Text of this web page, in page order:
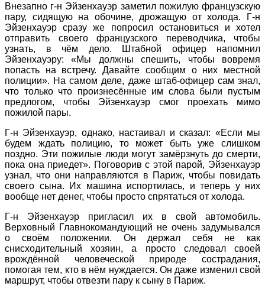
Внезапно г-н Эйзенхауэр заметил пожилую французскую
пару, сидящую на обочине, дрожащую от холода. Г-н
Эйзенхауэр сразу же попросил остановиться и хотел
отправить своего французского переводчика, чтобы
узнать, в чём дело. Штабной офицер напомнил
Эйзенхауэру: «Мы должны спешить, чтобы вовремя
попасть на встречу. Давайте сообщим о них местной
полиции». На самом деле, даже штаб-офицер сам знал,
что только что произнесённые им слова были пустым
предлогом, чтобы Эйзенхауэр смог проехать мимо
пожилой пары.
Г-н Эйзенхауэр, однако, настаивал и сказал: «Если мы
будем ждать полицию, то может быть уже слишком
поздно. Эти пожилые люди могут замёрзнуть до смерти,
пока она приедет». Поговорив с этой парой, Эйзенхауэр
узнал, что они направляются в Париж, чтобы повидать
своего сына. Их машина испортилась, и теперь у них
вообще нет денег, чтобы просто спрятаться от холода.
Г-н Эйзенхауэр пригласил их в свой автомобиль.
Верховный Главнокомандующий не очень задумывался
о своём положении. Он держал себя не как
снисходительный хозяин, а просто следовал своей
врождённой человеческой природе сострадания,
помогая тем, кто в нём нуждается. Он даже изменил свой
маршрут, чтобы отвезти пару к сыну в Париж.